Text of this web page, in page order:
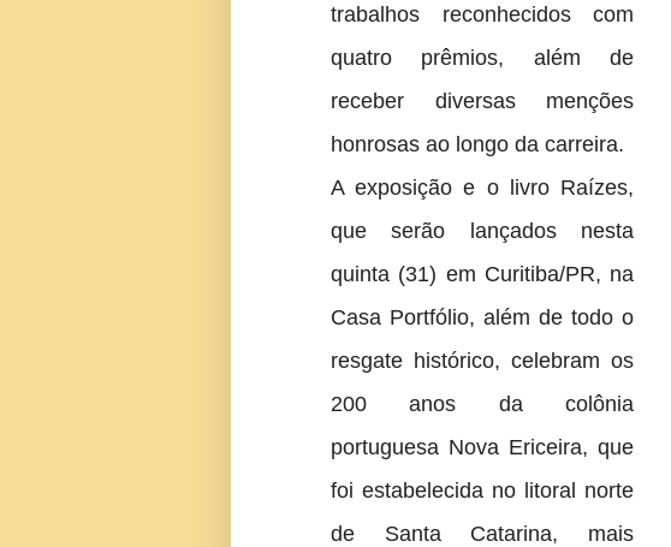
trabalhos reconhecidos com
quatro prêmios, além de
receber diversas menções
honrosas ao longo da carreira.
A exposição e o livro Raízes,
que serão lançados nesta
quinta (31) em Curitiba/PR, na
Casa Portfólio, além de todo o
resgate histórico, celebram os
200 anos da colônia
portuguesa Nova Ericeira, que
foi estabelecida no litoral norte
de Santa Catarina, mais